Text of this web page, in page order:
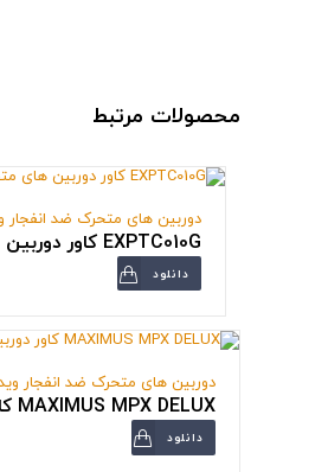
محصولات مرتبط
دوربین های متحرک ضد انفجار
EXPTC010G کاور دوربین های متحرک ضد انفجار
دانلود
دوربین های متحرک ضد انفجار
MAXIMUS MPX DELUX کاور دوربین های متحرک ضد انفجار
دانلود